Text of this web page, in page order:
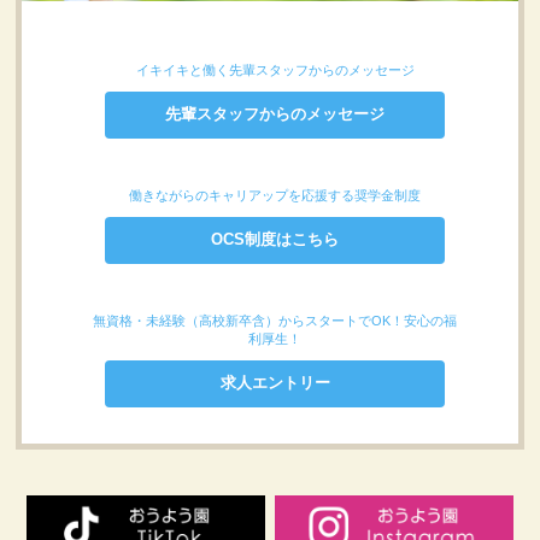
イキイキと働く先輩スタッフからのメッセージ
先輩スタッフからのメッセージ
働きながらのキャリアップを応援する奨学金制度
OCS制度はこちら
無資格・未経験（高校新卒含）からスタートでOK！安心の福
利厚生！
求人エントリー